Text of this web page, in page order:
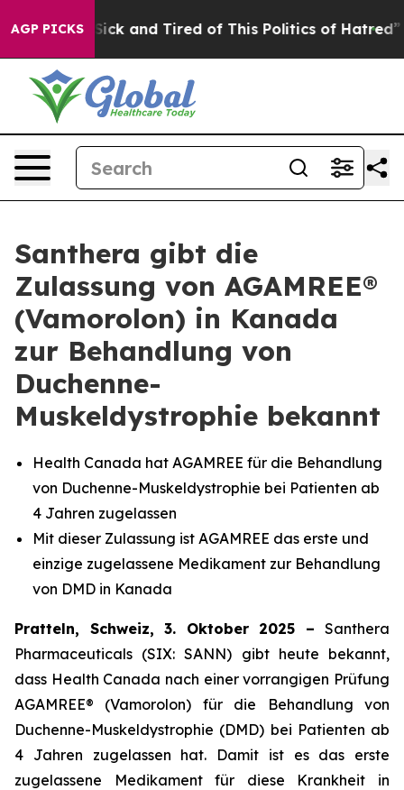
AGP PICKS
Are Sick and Tired of This Politics of Hatred” The
Santhera gibt die
Zulassung von AGAMREE®
(Vamorolon) in Kanada
zur Behandlung von
Duchenne-
Muskeldystrophie bekannt
Health Canada hat AGAMREE für die Behandlung
von Duchenne-Muskeldystrophie bei Patienten ab
4 Jahren zugelassen
Mit dieser Zulassung ist AGAMREE das erste und
einzige zugelassene Medikament zur Behandlung
von DMD in Kanada
Pratteln, Schweiz, 3. Oktober 2025 – Santhera
Pharmaceuticals (SIX: SANN) gibt heute bekannt,
dass Health Canada nach einer vorrangigen Prüfung
AGAMREE® (Vamorolon) für die Behandlung von
Duchenne-Muskeldystrophie (DMD) bei Patienten ab
4 Jahren zugelassen hat. Damit ist es das erste
zugelassene Medikament für diese Krankheit in